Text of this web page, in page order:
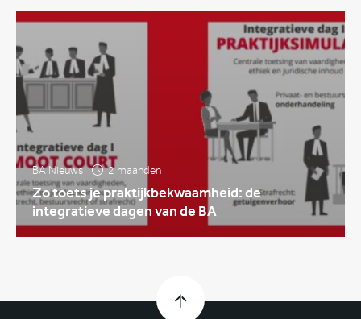
BA Nieuws 2 maanden
Zo toets je praktijkbekwaamheid: de
integratieve dagen van de BA